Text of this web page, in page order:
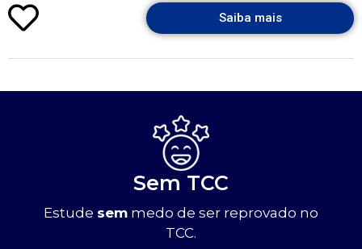
Saiba mais
Sem TCC
Estude sem medo de ser reprovado no
TCC.